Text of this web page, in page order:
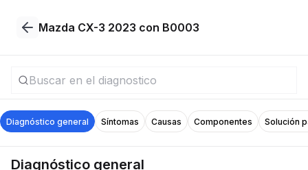
Mazda CX-3 2023 con B0003
Diagnóstico general Síntomas Causas Componentes Solución
Diagnóstico general